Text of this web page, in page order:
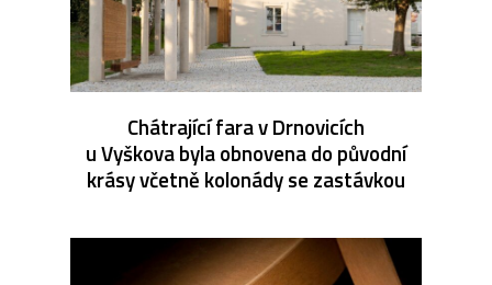
Chátrající fara v Drnovicích
u Vyškova byla obnovena do původní
krásy včetně kolonády se zastávkou